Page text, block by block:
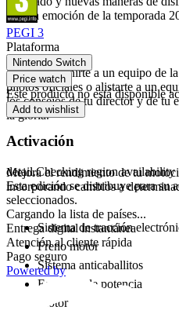
toda la emoción de la temporada
MODO TRAYECTORIA
Elige entre unirte a un equipo de
pilotos oficiales o alistarte a un
los consejos de tu director y de tu
la gloria.
DESARROLLO DE LA
Mejora el rendimiento de tu
incorporando cambios a
Sistema de tracción
Freno motor
Sistema anticaballitos
Esquema de potencia
Motor
PEGI 3
Plataforma
Nintendo Switch
Price watch
Este producto no está disponible
Add to wishlist
Activación
detail.Checking region availability
Esta edición se distribuye para su
seleccionados.
Cargando la lista de países...
Entrega digital instantánea
Atención al cliente rápida
Pago seguro
Powered by